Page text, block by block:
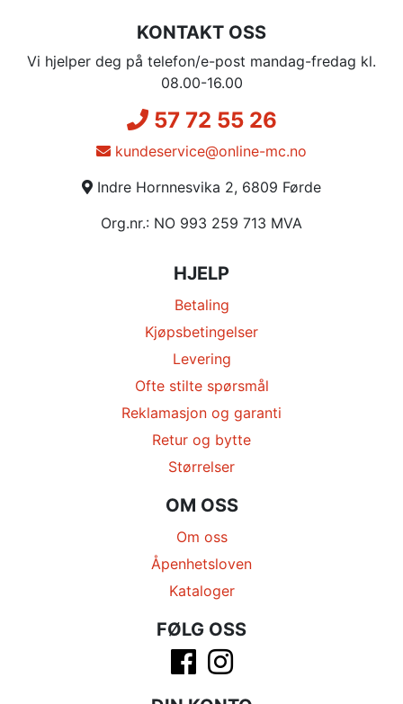
KONTAKT OSS
Vi hjelper deg på telefon/e-post mandag-fredag kl.
08.00-16.00
57 72 55 26
kundeservice@online-mc.no
Indre Hornnesvika 2, 6809 Førde
Org.nr.: NO 993 259 713 MVA
HJELP
Betaling
Kjøpsbetingelser
Levering
Ofte stilte spørsmål
Reklamasjon og garanti
Retur og bytte
Størrelser
OM OSS
Om oss
Åpenhetsloven
Kataloger
FØLG OSS